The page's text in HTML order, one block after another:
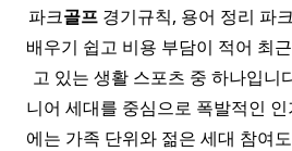
파크골프 경기규칙, 용어 정리 파크
배우기 쉽고 비용 부담이 적어 최
고 있는 생활 스포츠 중 하나입니
니어 세대를 중심으로 폭발적인
에는 가족 단위와 젊은 세대 참여